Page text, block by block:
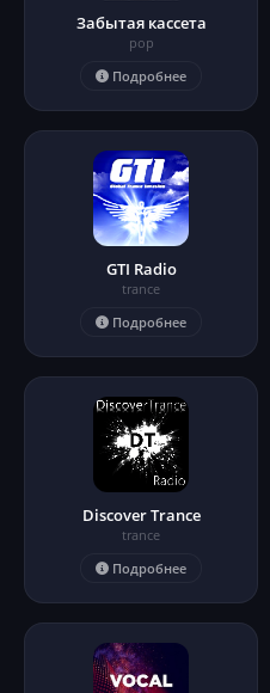
Забытая кассета
pop
Подробнее
GTI Radio
trance
Подробнее
Discover Trance
trance
Подробнее